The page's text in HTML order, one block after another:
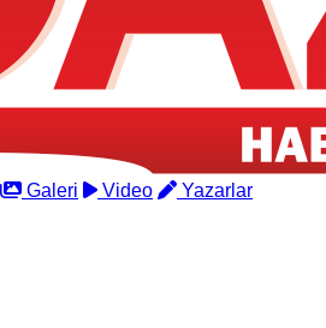
Galeri Video
Yazarlar